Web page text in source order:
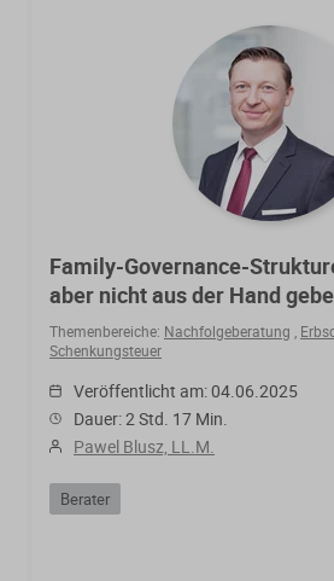
Family-Governance-
aber nicht aus der Hand
Themenbereiche: Nachfolgeberatung
Schenkungsteuer
Veröffentlicht am: 04.06.2025
Dauer: 2 Std. 17 Min.
Pawel Blusz, LL.M.
Berater